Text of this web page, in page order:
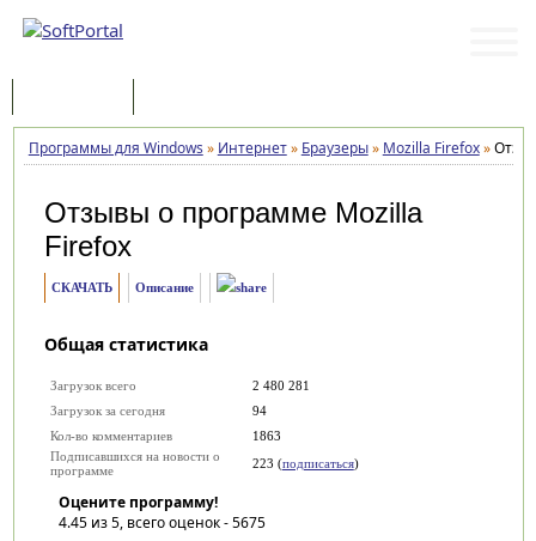
Программы для Windows » Интернет» Браузеры» Mozilla Firefox»
Отзывы о программе Mozilla
Firefox
СКАЧАТЬ Описание
Общая статистика
Загрузок всего
2 480 281
Загрузок за сегодня
94
Кол-во комментариев
1863
Подписавшихся на новости о
программе
223 (подписаться)
Оцените программу!
4.45из 5, всего оценок -5675